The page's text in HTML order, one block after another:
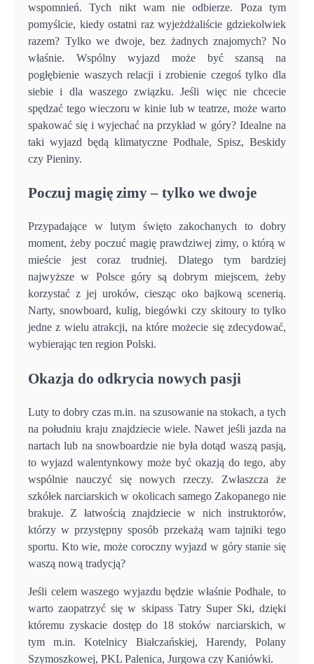
wspomnień. Tych nikt wam nie odbierze. Poza tym
pomyślcie, kiedy ostatni raz wyjeżdżaliście gdziekolwiek
razem? Tylko we dwoje, bez żadnych znajomych? No
właśnie. Wspólny wyjazd może być szansą na
pogłębienie waszych relacji i zrobienie czegoś tylko dla
siebie i dla waszego związku. Jeśli więc nie chcecie
spędzać tego wieczoru w kinie lub w teatrze, może warto
spakować się i wyjechać na przykład w góry? Idealne na
taki wyjazd będą klimatyczne Podhale, Spisz, Beskidy
czy Pieniny.
Poczuj magię zimy – tylko we dwoje
Przypadające w lutym święto zakochanych to dobry
moment, żeby poczuć magię prawdziwej zimy, o którą w
mieście jest coraz trudniej. Dlatego tym bardziej
najwyższe w Polsce góry są dobrym miejscem, żeby
korzystać z jej uroków, ciesząc oko bajkową scenerią.
Narty, snowboard, kulig, biegówki czy skitoury to tylko
jedne z wielu atrakcji, na które możecie się zdecydować,
wybierając ten region Polski.
Okazja do odkrycia nowych pasji
Luty to dobry czas m.in. na szusowanie na stokach, a tych
na południu kraju znajdziecie wiele. Nawet jeśli jazda na
nartach lub na snowboardzie nie była dotąd waszą pasją,
to wyjazd walentynkowy może być okazją do tego, aby
wspólnie nauczyć się nowych rzeczy. Zwłaszcza że
szkółek narciarskich w okolicach samego Zakopanego nie
brakuje. Z łatwością znajdziecie w nich instruktorów,
którzy w przystępny sposób przekażą wam tajniki tego
sportu. Kto wie, może coroczny wyjazd w góry stanie się
waszą nową tradycją?
Jeśli celem waszego wyjazdu będzie właśnie Podhale, to
warto zaopatrzyć się w skipass Tatry Super Ski, dzięki
któremu zyskacie dostęp do 18 stoków narciarskich, w
tym m.in. Kotelnicy Białczańskiej, Harendy, Polany
Szymoszkowej, PKL Palenica, Jurgowa czy Kaniówki.